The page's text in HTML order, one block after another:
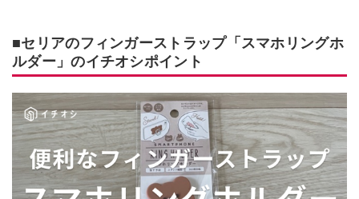
■セリアのフィンガーストラップ「スマホリングホ
ルダー」のイチオシポイント